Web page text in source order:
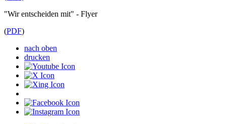
"Wir entscheiden mit" - Flyer
(PDF)
nach oben
drucken